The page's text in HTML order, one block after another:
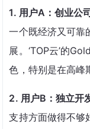
1. 用户A：创业公
一个既经济又可靠
展。‘TOP云’的
色，特别是在高峰
2. 用户B：独立开
支持方面做得不够